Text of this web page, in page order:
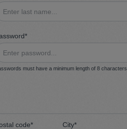
must have a minimum length of 8 characters.
code* City*